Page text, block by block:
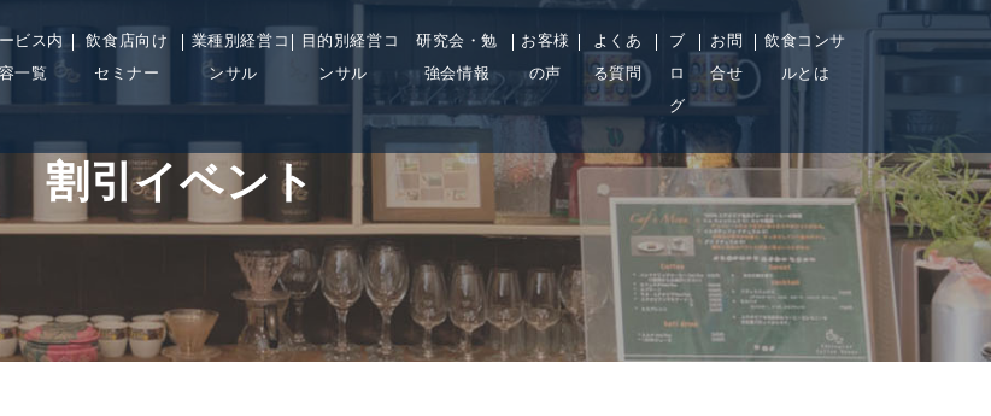
ビス内
容一覧
飲食店向け
セミナー
業種別経営コ
ンサル
目的別経営コ
ンサル
研究会・勉
強会情報
お客様
の声
よくあ
る質問
ブ
ロ
グ
お問
合せ
飲食コンサ
ルとは
割引イベント